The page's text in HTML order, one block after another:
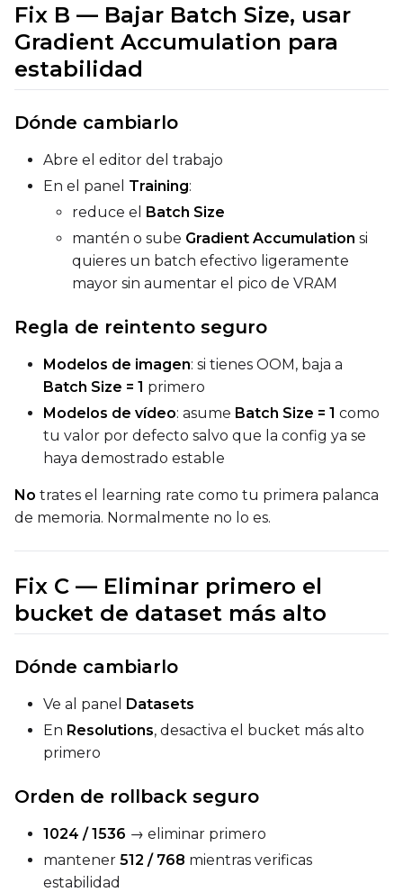
Fix B — Bajar Batch Size, usar
Gradient Accumulation para
estabilidad
Dónde cambiarlo
Abre el editor del trabajo
En el panel Training:
reduce el Batch Size
mantén o sube Gradient Accumulation si
quieres un batch efectivo ligeramente
mayor sin aumentar el pico de VRAM
Regla de reintento seguro
Modelos de imagen: si tienes OOM, baja a
Batch Size = 1 primero
Modelos de vídeo: asume Batch Size = 1 como
tu valor por defecto salvo que la config ya se
haya demostrado estable
No trates el learning rate como tu primera palanca
de memoria. Normalmente no lo es.
Fix C — Eliminar primero el
bucket de dataset más alto
Dónde cambiarlo
Ve al panel Datasets
En Resolutions, desactiva el bucket más alto
primero
Orden de rollback seguro
1024 / 1536 → eliminar primero
mantener 512 / 768 mientras verificas
estabilidad